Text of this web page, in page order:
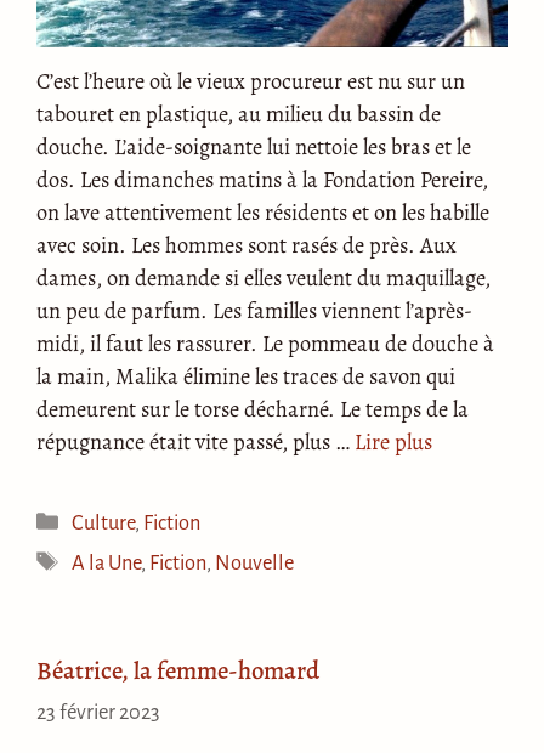
C’est l’heure où le vieux procureur est nu sur un
tabouret en plastique, au milieu du bassin de
douche. L’aide-soignante lui nettoie les bras et le
dos. Les dimanches matins à la Fondation Pereire,
on lave attentivement les résidents et on les habille
avec soin. Les hommes sont rasés de près. Aux
dames, on demande si elles veulent du maquillage,
un peu de parfum. Les familles viennent l’après-
midi, il faut les rassurer. Le pommeau de douche à
la main, Malika élimine les traces de savon qui
demeurent sur le torse décharné. Le temps de la
répugnance était vite passé, plus … Lire plus
Catégories
Culture, Fiction
Étiquettes
A la Une, Fiction, Nouvelle
Béatrice, la femme-homard
23 février 2023